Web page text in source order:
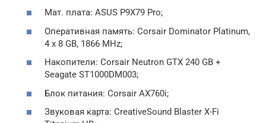
Мат. плата: ASUS P9X79 Pro;
Оперативная память: Corsair Dominator Platinum,
4 x 8 GB, 1866 MHz;
Накопители: Corsair Neutron GTX 240 GB +
Seagate ST1000DM003;
Блок питания: Corsair AX760i;
Звуковая карта: CreativeSound Blaster X-Fi